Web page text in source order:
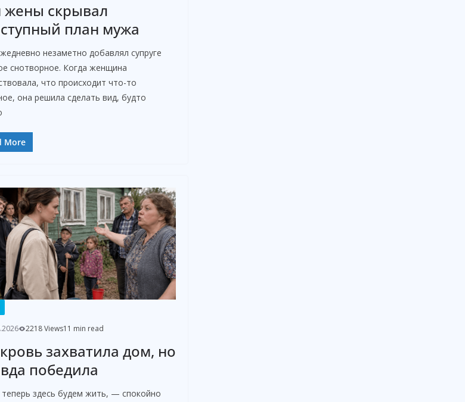
жены скрывал
план мужа
незаметно добавлял супруге
снотворное. Когда женщина
что происходит что-то
она решила сделать вид, будто
More
2218 Views11 min read
захватила дом, но
победила
здесь будем жить, — спокойно